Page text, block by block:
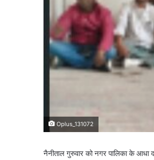
Oplus_131072
नैनीताल गुरुवार को नगर पालिका के आधा